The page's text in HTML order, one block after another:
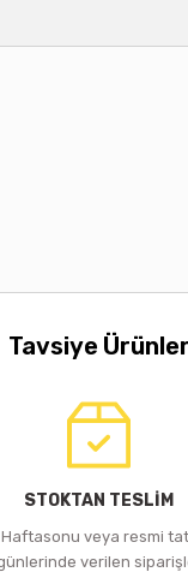
Tavsiye Ürünler
iLED
KONTROL
587,61 TL
STOKTAN TESLİM
Haftasonu veya resmi
verilen